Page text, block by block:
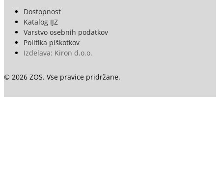
© 2026 ZOS. Vse pravice pridržane.
Dostopnost
Katalog IJZ
Varstvo osebnih podatkov
Politika piškotkov
Izdelava: Kiron d.o.o.